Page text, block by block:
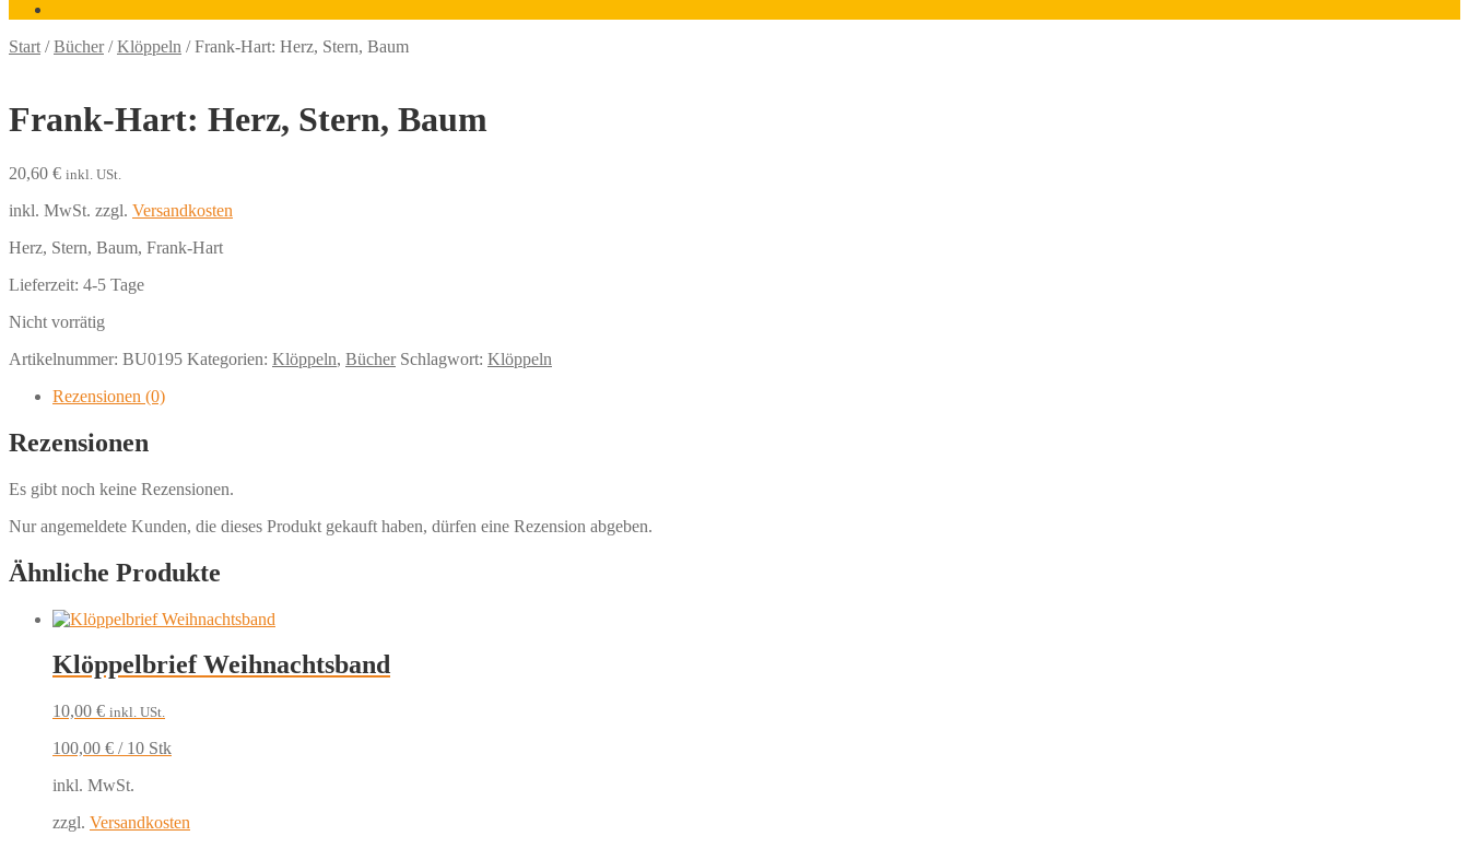
Start /Bücher/Klöppeln /Frank-Hart: Herz, Stern, Baum
Frank-Hart: Herz, Stern, Baum
20,60 € inkl. USt.
inkl. MwSt. zzgl. Versandkosten
Herz, Stern, Baum, Frank-Hart
Lieferzeit: 4-5 Tage
Nicht vorrätig
Artikelnummer: BU0195 Kategorien: Klöppeln, Bücher Schlagwort: Klöppeln
Rezensionen (0)
Rezensionen
Es gibt noch keine Rezensionen.
Nur angemeldete Kunden, die dieses Produkt gekauft haben, dürfen eine Rezension abgeben.
Ähnliche Produkte
Klöppelbrief Weihnachtsband
10,00 € inkl. USt.
100,00 € / 10 Stk
inkl. MwSt.
zzgl. Versandkosten